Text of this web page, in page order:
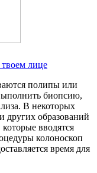
лице
полипы или
биопсию,
В некоторых
других образований
вводятся
колоноскоп
время для